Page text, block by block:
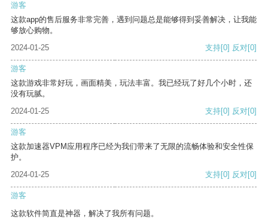
游客
这款app的售后服务非常完善，遇到问题总是能够得到妥善解决，让我能
够放心购物。
2024-01-25
支持[0] 反对[0]
游客
这款游戏非常好玩，画面精美，玩法丰富。我已经玩了好几个小时，还
没有玩腻。
2024-01-25
支持[0] 反对[0]
游客
这款加速器VPM应用程序已经为我们带来了无限的流畅体验和安全性保
护。
2024-01-25
支持[0] 反对[0]
游客
这款软件简直是神器，解决了我所有问题。